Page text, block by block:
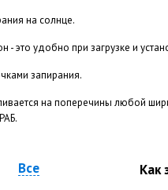
на солнце.
- это удобно при загрузке и
запирания.
на поперечины любой
Все Как